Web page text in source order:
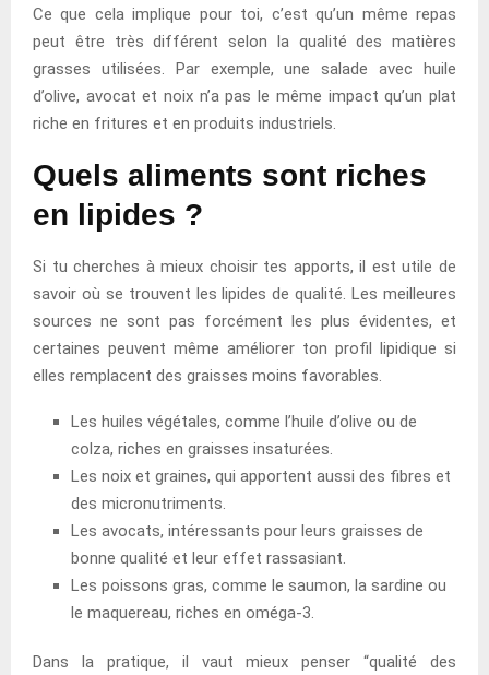
Ce que cela implique pour toi, c’est qu’un même repas
peut être très différent selon la qualité des matières
grasses utilisées. Par exemple, une salade avec huile
d’olive, avocat et noix n’a pas le même impact qu’un plat
riche en fritures et en produits industriels.
Quels aliments sont riches
en lipides ?
Si tu cherches à mieux choisir tes apports, il est utile de
savoir où se trouvent les lipides de qualité. Les meilleures
sources ne sont pas forcément les plus évidentes, et
certaines peuvent même améliorer ton profil lipidique si
elles remplacent des graisses moins favorables.
Les huiles végétales, comme l’huile d’olive ou de
colza, riches en graisses insaturées.
Les noix et graines, qui apportent aussi des fibres et
des micronutriments.
Les avocats, intéressants pour leurs graisses de
bonne qualité et leur effet rassasiant.
Les poissons gras, comme le saumon, la sardine ou
le maquereau, riches en oméga-3.
Dans la pratique, il vaut mieux penser “qualité des